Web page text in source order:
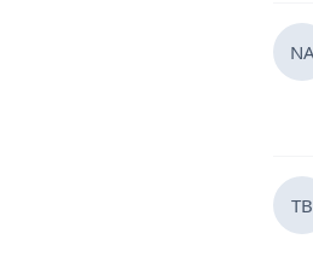
TB